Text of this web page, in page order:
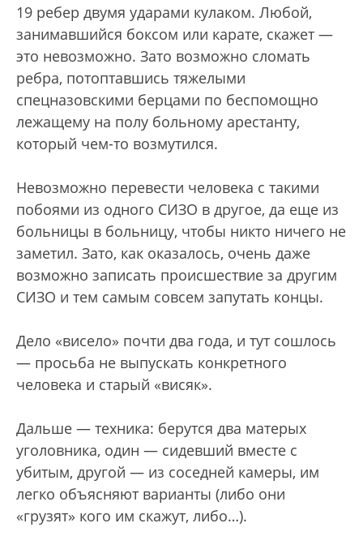
19 ребер двумя ударами кулаком. Любой,
занимавшийся боксом или карате, скажет —
это невозможно. Зато возможно сломать
ребра, потоптавшись тяжелыми
спецназовскими берцами по беспомощно
лежащему на полу больному арестанту,
который чем-то возмутился.
Невозможно перевести человека с такими
побоями из одного СИЗО в другое, да еще из
больницы в больницу, чтобы никто ничего не
заметил. Зато, как оказалось, очень даже
возможно записать происшествие за другим
СИЗО и тем самым совсем запутать концы.
Дело «висело» почти два года, и тут сошлось
— просьба не выпускать конкретного
человека и старый «висяк».
Дальше — техника: берутся два матерых
уголовника, один — сидевший вместе с
убитым, другой — из соседней камеры, им
легко объясняют варианты (либо они
«грузят» кого им скажут, либо…).